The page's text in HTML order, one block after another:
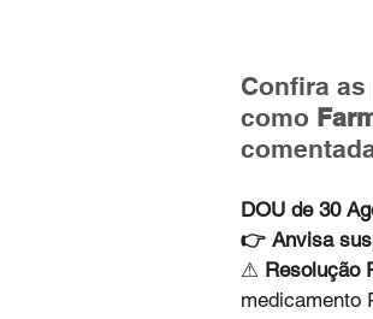
Confira
como
DOU de 30
👉 Anvisa
⚠ Resolução
medicamento